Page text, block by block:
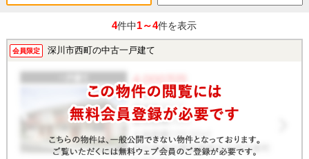
4件中1～4件を表示
会員限定 深川市西町の中古一戸建て